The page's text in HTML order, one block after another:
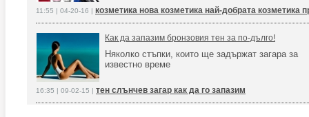
11:55 | 04-20-16 | козметика нова козметика най-добрата козметика
Как да запазим бронзовия тен за по-дълго!
Няколко стъпки, които ще задържат загара за
известно време
16:35 | 09-02-15 | тен слънчев загар как да го запазим